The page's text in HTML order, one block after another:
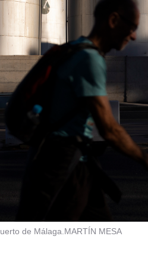
de Málaga. MARTÍN MESA